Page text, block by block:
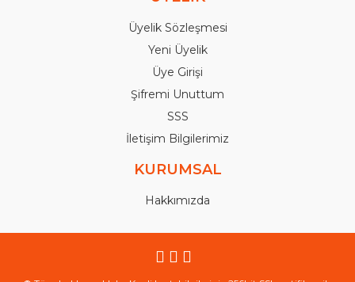
Üyelik Sözleşmesi
Yeni Üyelik
Üye Girişi
Şifremi Unuttum
SSS
İletişim Bilgilerimiz
KURUMSAL
Hakkımızda